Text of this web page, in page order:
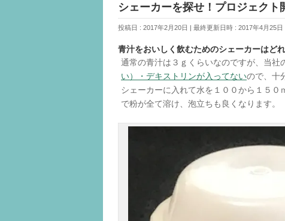
シェーカーを探せ！プロジェクト
投稿日 : 2017年2月20日 最終更新日時 : 2017年4月25日
青汁をおいしく飲むためのシェーカーはど
通常の青汁は３ｇくらいなのですが、当社
い）・デキストリンが入ってないので、十
シェーカーに入れて水を１００から１５
で粉が全て溶け、泡立ちも良くなります。